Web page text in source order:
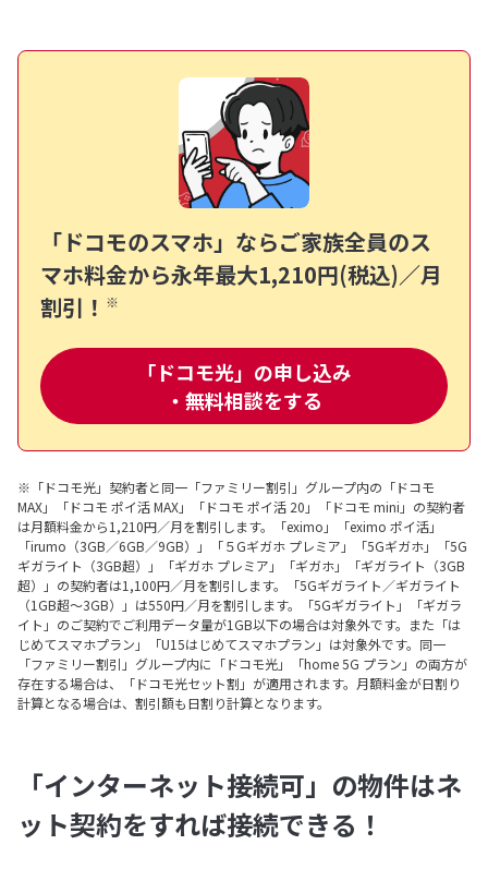
「ドコモのスマホ」ならご家族全員のス
マホ料金から永年最大1,210円(税込)／月
割引！ ※
「ドコモ光」の申し込み
・無料相談をする
※「ドコモ光」契約者と同一「ファミリー割引」グループ内の「ドコモ
MAX」「ドコモ ポイ活 MAX」「ドコモ ポイ活 20」「ドコモ mini」の契約者
は月額料金から1,210円／月を割引します。「eximo」「eximo ポイ活」
「irumo（3GB／6GB／9GB）」「５Gギガホ プレミア」「5Gギガホ」「5G
ギガライト（3GB超）」「ギガホ プレミア」「ギガホ」「ギガライト（3GB
超）」の契約者は1,100円／月を割引します。「5Gギガライト／ギガライト
（1GB超～3GB）」は550円／月を割引します。「5Gギガライト」「ギガラ
イト」のご契約でご利用データ量が1GB以下の場合は対象外です。また「は
じめてスマホプラン」「U15はじめてスマホプラン」は対象外です。同一
「ファミリー割引」グループ内に「ドコモ光」「home 5G プラン」の両方が
存在する場合は、「ドコモ光セット割」が適用されます。月額料金が日割り
計算となる場合は、割引額も日割り計算となります。
「インターネット接続可」の物件はネ
ット契約をすれば接続できる！